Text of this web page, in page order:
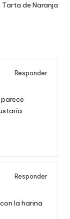
Tarta de Naranja
Responder
Responder
la harina